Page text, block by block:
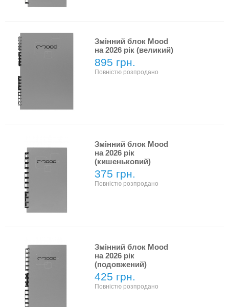
Змінний блок Mood
на 2026 рік (великий)
895 грн.
Повністю розпродано
Змінний блок Mood
на 2026 рік
(кишеньковий)
375 грн.
Повністю розпродано
Змінний блок Mood
на 2026 рік
(подовжений)
425 грн.
Повністю розпродано